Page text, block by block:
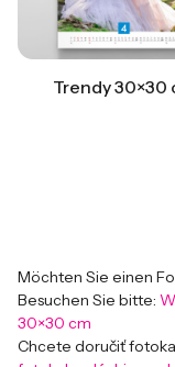
Trendy 30×30
Möchten Sie einen
Besuchen Sie bitte:
30×30 cm
Chcete doručiť